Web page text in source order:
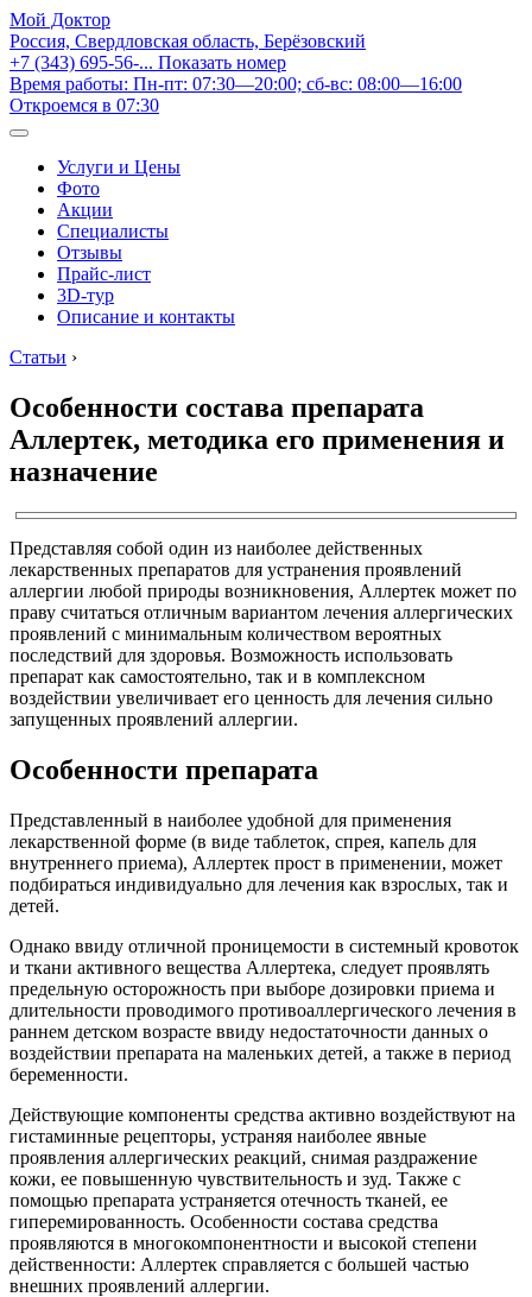
Мой Доктор
Россия, Свердловская область, Берёзовский
+7 (343) 695-56-... Показать номер
Время работы: Пн-пт: 07:30—20:00; сб-вс: 08:00—16:00
Откроемся в 07:30
Услуги и Цены
Фото
Акции
Специалисты
Отзывы
Прайс-лист
3D-тур
Описание и контакты
Статьи ›
Особенности состава препарата
Аллертек, методика его применения и
назначение
Представляя собой один из наиболее действенных
лекарственных препаратов для устранения проявлений
аллергии любой природы возникновения, Аллертек может по
праву считаться отличным вариантом лечения аллергических
проявлений с минимальным количеством вероятных
последствий для здоровья. Возможность использовать
препарат как самостоятельно, так и в комплексном
воздействии увеличивает его ценность для лечения сильно
запущенных проявлений аллергии.
Особенности препарата
Представленный в наиболее удобной для применения
лекарственной форме (в виде таблеток, спрея, капель для
внутреннего приема), Аллертек прост в применении, может
подбираться индивидуально для лечения как взрослых, так и
детей.
Однако ввиду отличной проницемости в системный кровоток
и ткани активного вещества Аллертека, следует проявлять
предельную осторожность при выборе дозировки приема и
длительности проводимого противоаллергического лечения в
раннем детском возрасте ввиду недостаточности данных о
воздействии препарата на маленьких детей, а также в период
беременности.
Действующие компоненты средства активно воздействуют на
гистаминные рецепторы, устраняя наиболее явные
проявления аллергических реакций, снимая раздражение
кожи, ее повышенную чувствительность и зуд. Также с
помощью препарата устраняется отечность тканей, ее
гиперемированность. Особенности состава средства
проявляются в многокомпонентности и высокой степени
действенности: Аллертек справляется с большей частью
внешних проявлений аллергии.